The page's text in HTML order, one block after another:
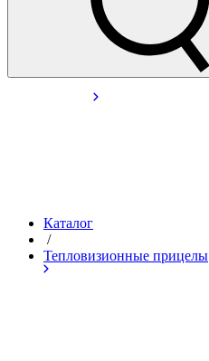
Каталог
/
Тепловизионные прицелы